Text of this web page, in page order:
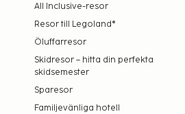
All Inclusive-resor
Resor till Legoland®
Öluffarresor
Skidresor – hitta din perfekta
skidsemester
Sparesor
Familjevänliga hotell